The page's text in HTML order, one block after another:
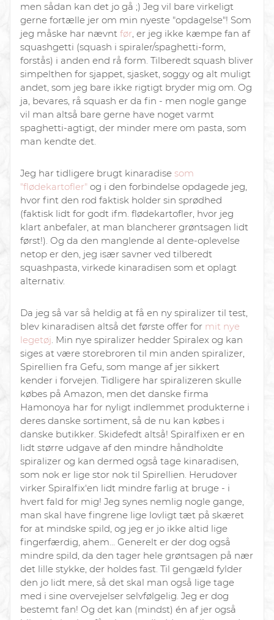
men sådan kan det jo gå ;) Jeg vil bare virkeligt
gerne fortælle jer om min nyeste "opdagelse"! Som
jeg måske har nævnt før, er jeg ikke kæmpe fan af
squashgetti (squash i spiraler/spaghetti-form,
forstås) i anden end rå form. Tilberedt squash bliver
simpelthen for sjappet, sjasket, soggy og alt muligt
andet, som jeg bare ikke rigtigt bryder mig om. Og
ja, bevares, rå squash er da fin - men nogle gange
vil man altså bare gerne have noget varmt
spaghetti-agtigt, der minder mere om pasta, som
man kendte det.
Jeg har tidligere brugt kinaradise som
"flødekartofler" og i den forbindelse opdagede jeg,
hvor fint den rod faktisk holder sin sprødhed
(faktisk lidt for godt ifm. flødekartofler, hvor jeg
klart anbefaler, at man blancherer grøntsagen lidt
først!). Og da den manglende al dente-oplevelse
netop er den, jeg især savner ved tilberedt
squashpasta, virkede kinaradisen som et oplagt
alternativ.
Da jeg så var så heldig at få en ny spiralizer til test,
blev kinaradisen altså det første offer for mit nye
legetøj. Min nye spiralizer hedder Spiralex og kan
siges at være storebroren til min anden spiralizer,
Spirellien fra Gefu, som mange af jer sikkert
kender i forvejen. Tidligere har spiralizeren skulle
købes på Amazon, men det danske firma
Hamonoya har for nyligt indlemmet produkterne i
deres danske sortiment, så de nu kan købes i
danske butikker. Skidefedt altså! Spiralfixen er en
lidt større udgave af den mindre håndholdte
spiralizer og kan dermed også tage kinaradisen,
som nok er lige stor nok til Spirellien. Herudover
virker Spiralfix'en lidt mindre farlig at bruge - i
hvert fald for mig! Jeg synes nemlig nogle gange,
man skal have fingrene lige lovligt tæt på skæret
for at mindske spild, og jeg er jo ikke altid lige
fingerfærdig, ahem... Generelt er der dog også
mindre spild, da den tager hele grøntsagen på nær
det lille stykke, der holdes fast. Til gengæld fylder
den jo lidt mere, så det skal man også lige tage
med i sine overvejelser selvfølgelig. Jeg er dog
bestemt fan! Og det kan (mindst) én af jer også